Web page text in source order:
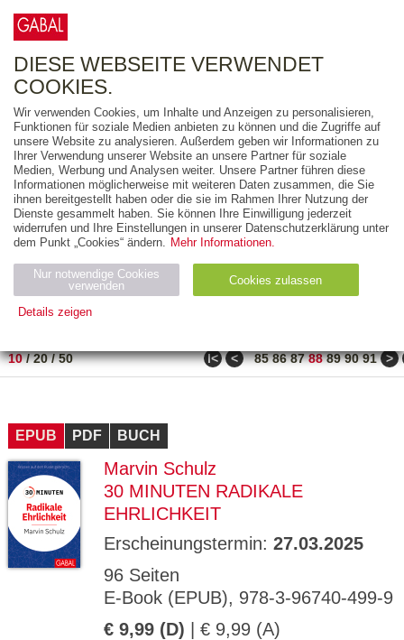
FREITEXT
AUSGABEART
AUS DER REIHE
ZUM THEMA
Neuerscheinung
Bestseller
PREIS
10/20/50 ǀ< < 85 86 87 88 89 90 91 >
EPUB PDF BUCH
Marvin Schulz
30 MINUTEN RADIKALE
EHRLICHKEIT
Erscheinungstermin: 27.03.2025
96 Seiten
E-Book (EPUB), 978-3-96740-499-9
€ 9,99 (D) | € 9,99 (A)
DIESE WEBSEITE VERWENDET
COOKIES.
Wir verwenden Cookies, um Inhalte und Anzeigen zu personalisieren,
Funktionen für soziale Medien anbieten zu können und die Zugriffe auf
unsere Website zu analysieren. Außerdem geben wir Informationen zu
Ihrer Verwendung unserer Website an unsere Partner für soziale
Medien, Werbung und Analysen weiter. Unsere Partner führen diese
Informationen möglicherweise mit weiteren Daten zusammen, die Sie
ihnen bereitgestellt haben oder die sie im Rahmen Ihrer Nutzung der
Dienste gesammelt haben. Sie können Ihre Einwilligung jederzeit
widerrufen und Ihre Einstellungen in unserer Datenschutzerklärung unter
dem Punkt „Cookies“ ändern. Mehr Informationen.
Nur notwendige Cookies
verwenden
Cookies zulassen
Details zeigen
Name Zweck
ESSION
_ID
verlag.
de
Session verwendet
GV_CO
OKIES
gabal-
verlag.
Speichert den Zustimmungsstatus des
Domäne.